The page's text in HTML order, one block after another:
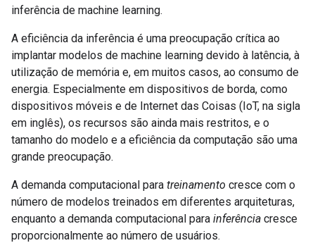
inferência de machine learning.
A eficiência da inferência é uma preocupação crítica ao
implantar modelos de machine learning devido à latência, à
utilização de memória e, em muitos casos, ao consumo de
energia. Especialmente em dispositivos de borda, como
dispositivos móveis e de Internet das Coisas (IoT, na sigla
em inglês), os recursos são ainda mais restritos, e o
tamanho do modelo e a eficiência da computação são uma
grande preocupação.
A demanda computacional para treinamento cresce com o
número de modelos treinados em diferentes arquiteturas,
enquanto a demanda computacional para inferência cresce
proporcionalmente ao número de usuários.